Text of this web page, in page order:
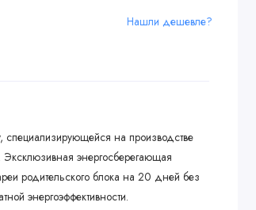
Нашли дешевле?
на производстве
Эксклюзивная энергосберегающая
родительского блока на 20 дней без
энергоэффективности.